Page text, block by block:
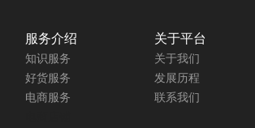
服务介绍
知识服务
好货服务
电商服务
关于平台
关于我们
发展历程
联系我们